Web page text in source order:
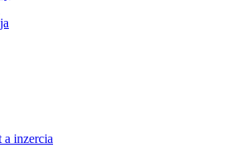
inzercia